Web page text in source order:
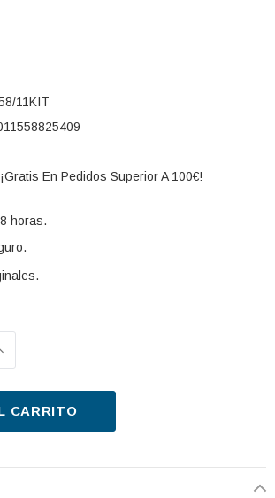
11KIT
En Pedidos Superior A 100€!
horas.
DE FILTRO, SOLUCIÓN
LA CANTIDAD DE FILTRO,
CARRITO